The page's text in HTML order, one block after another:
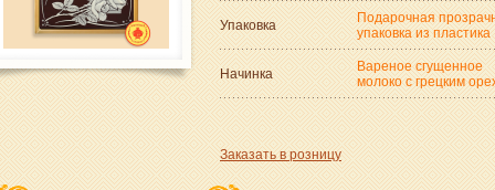
Упаковка
Подарочная
упаковка из пластика
Начинка
Вареное сгущенное
молоко с грецким
Заказать в розницу